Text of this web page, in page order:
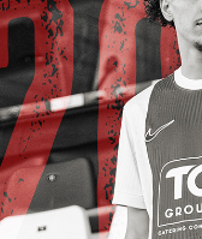
Amin